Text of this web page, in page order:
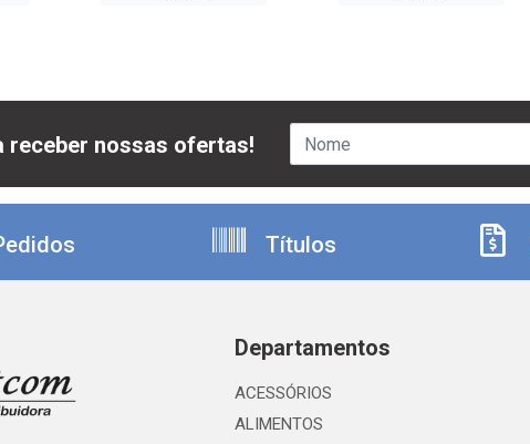
receber nossas ofertas!
Títulos
Departamentos
ACESSÓRIOS
ALIMENTOS